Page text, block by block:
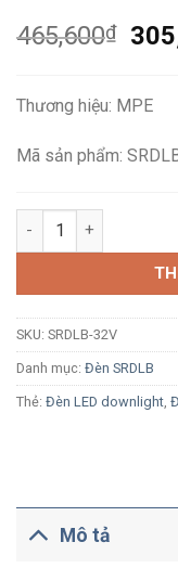
465,600₫
Giá
Thương hiệu: MPE
Mã sản phẩm:
Đèn LED ốp trần
SKU: SRDLB-32V
Danh mục: Đèn SRDLB
Thẻ: Đèn LED downlight
Mô tả